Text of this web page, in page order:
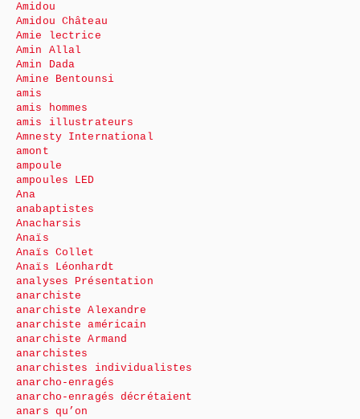
Amidou
Amidou Château
Amie lectrice
Amin Allal
Amin Dada
Amine Bentounsi
amis
amis hommes
amis illustrateurs
Amnesty International
amont
ampoule
ampoules LED
Ana
anabaptistes
Anacharsis
Anaïs
Anaïs Collet
Anaïs Léonhardt
analyses Présentation
anarchiste
anarchiste Alexandre
anarchiste américain
anarchiste Armand
anarchistes
anarchistes individualistes
anarcho-enragés
anarcho-enragés décrétaient
anars qu’on